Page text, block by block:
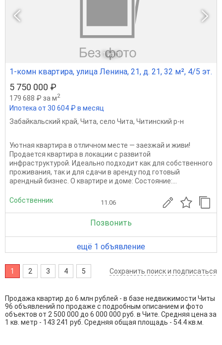
1 из 1
1-комн квартира, улица Ленина, 21, д. 21, 32 м², 4/5 эт.
5 750 000 ₽
179 688 ₽ за м2
Ипотека от 30 604 ₽ в месяц
Забайкальский край, Чита, село Чита, Читинский р-н
Уютная квартира в отличном месте — заезжай и живи!
Продается квартира в локации с развитой
инфраструктурой. Идеально подходит как для собственного
проживания, так и для сдачи в аренду под готовый
арендный бизнес. О квартире и доме: Состояние:...
Собственник 11.06
Позвонить
ещё 1 объявление
1 2 3 4 5 Сохранить поиск и подписаться
Продажа квартир до 6 млн рублей - в базе недвижимости Читы
96 объявлений по продаже с подробным описанием и фото
объектов от 2 500 000 до 6 000 000 руб. в Чите. Средняя цена за
1 кв. метр - 143 241 руб. Средняя общая площадь - 54.4 кв.м.